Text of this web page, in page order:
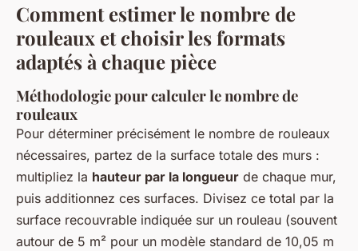
Comment estimer le nombre de
rouleaux et choisir les formats
adaptés à chaque pièce
Méthodologie pour calculer le nombre de
rouleaux
Pour déterminer précisément le nombre de rouleaux
nécessaires, partez de la surface totale des murs :
multipliez la hauteur par la longueur de chaque mur,
puis additionnez ces surfaces. Divisez ce total par la
surface recouvrable indiquée sur un rouleau (souvent
autour de 5 m² pour un modèle standard de 10,05 m